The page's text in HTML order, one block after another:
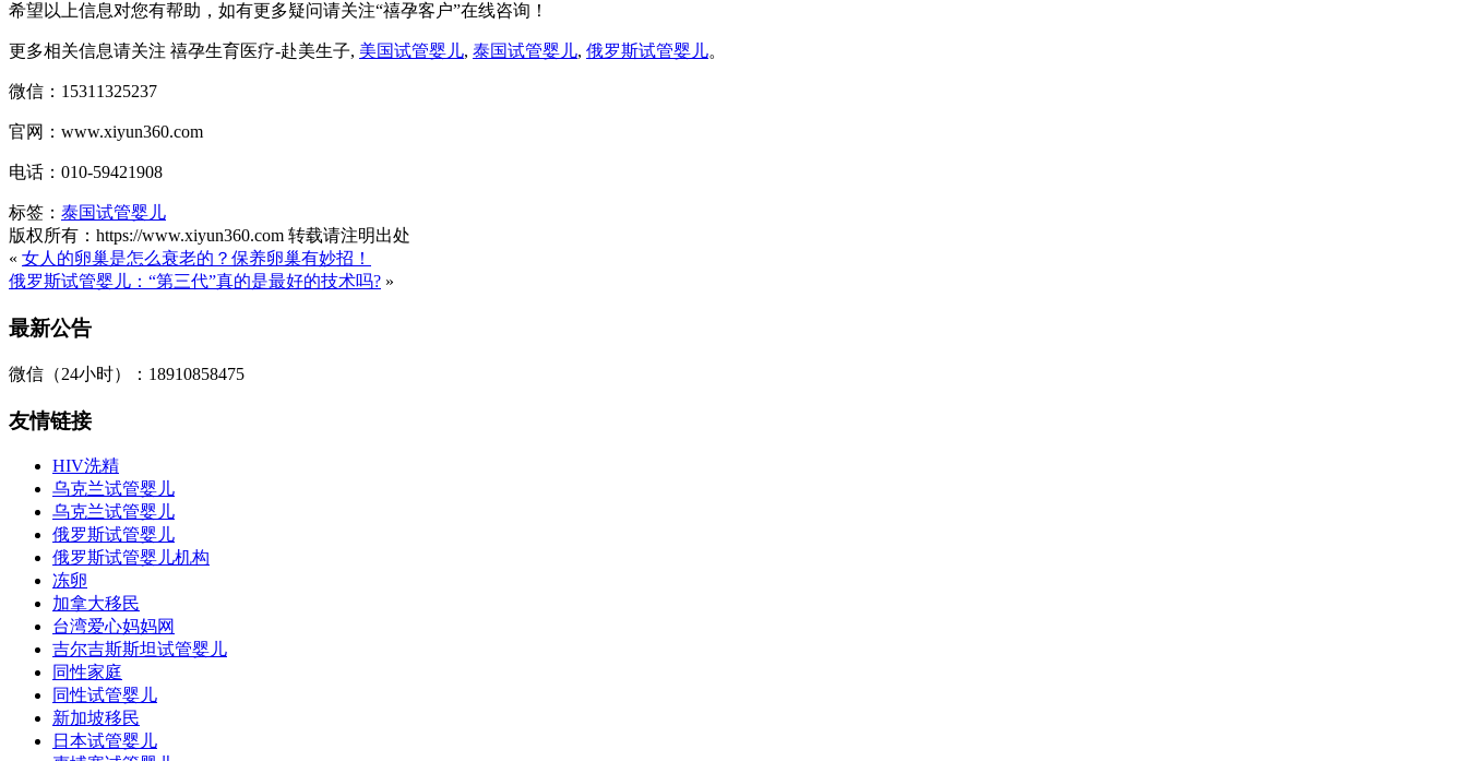
希望以上信息对您有帮助，如有更多疑问请关注“禧孕客户”在线咨询！
更多相关信息请关注 禧孕生育医疗-赴美生子, 美国试管婴儿, 泰国试管婴儿, 俄罗斯试管婴儿。
微信：15311325237
官网：www.xiyun360.com
电话：010-59421908
标签： 泰国试管婴儿
版权所有：https://www.xiyun360.com 转载请注明出处
« 女人的卵巢是怎么衰老的？保养卵巢有妙招！
俄罗斯试管婴儿：“第三代”真的是最好的技术吗? »
最新公告
微信（24小时）：18910858475
友情链接
HIV洗精
乌克兰试管婴儿
乌克兰试管婴儿
俄罗斯试管婴儿
俄罗斯试管婴儿机构
冻卵
加拿大移民
台湾爱心妈妈网
吉尔吉斯斯坦试管婴儿
同性家庭
同性试管婴儿
新加坡移民
日本试管婴儿